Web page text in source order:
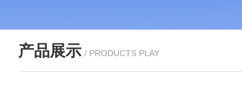
产品展示 / PRODUCTS PLAY